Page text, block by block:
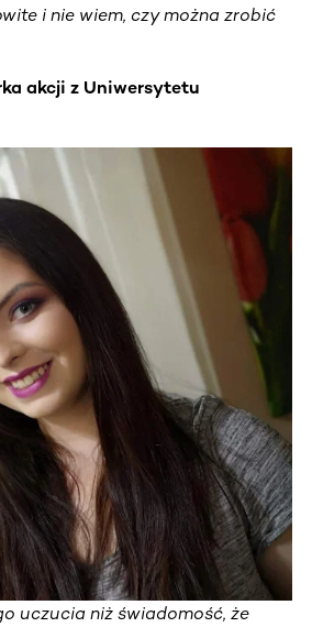
i nie wiem, czy można zrobić
akcji z Uniwersytetu
uczucia niż świadomość, że